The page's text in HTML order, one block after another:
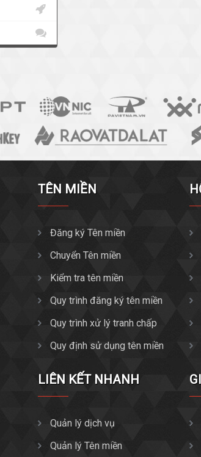
TÊN MIỀN
Đăng ký Tên miền
Chuyển Tên miền
Kiểm tra tên miền
Quy trình đăng ký tên miền
Quy trình xử lý tranh chấp
Quy định sử dụng tên miền
LIÊN KẾT NHANH
Quản lý dịch vụ
Quản lý Tên miền